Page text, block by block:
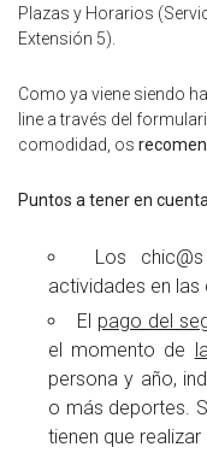
Plazas y Horarios
Extensión 5).
Como ya viene siendo
line a través del
comodidad, os
Puntos a tener en
Los
actividades en las
El pago del
el momento de
persona y año,
o más deportes.
tienen que